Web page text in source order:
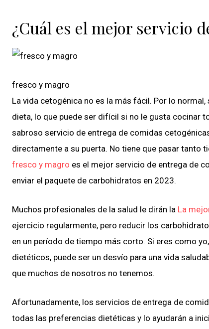
¿Cuál es el mejor servicio
fresco y magro
La vida cetogénica no es la más fácil. Por lo
dieta, lo que puede ser difícil si no le gusta cocinar
sabroso servicio de entrega de comidas
directamente a su puerta. No tiene que pasar tanto
fresco y magro es el mejor servicio de entrega de
enviar el paquete de carbohidratos en 2023.
Muchos profesionales de la salud le dirán la La
ejercicio regularmente, pero reducir los
en un período de tiempo más corto. Si eres como
dietéticos, puede ser un desvío para una vida
que muchos de nosotros no tenemos.
Afortunadamente, los servicios de entrega de
todas las preferencias dietéticas y lo ayudarán a